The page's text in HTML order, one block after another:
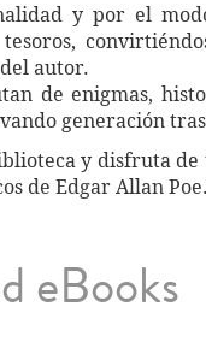
y por el
autor.
de enigmas,
generación
y disfruta de
de Edgar Allan
eBooks